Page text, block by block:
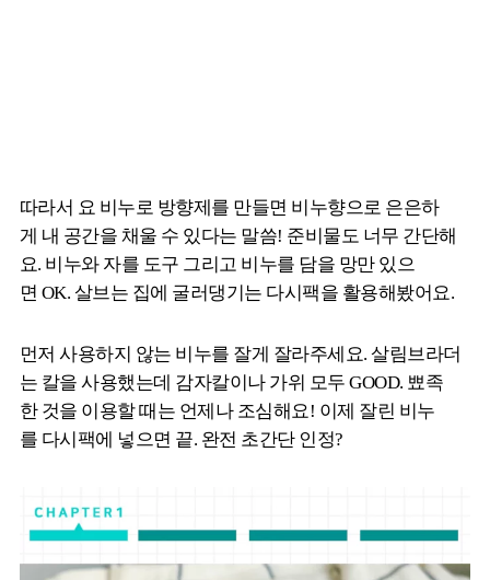
따라서 요 비누로 방향제를 만들면 비누향으로 은은하
게 내 공간을 채울 수 있다는 말씀! 준비물도 너무 간단해
요. 비누와 자를 도구 그리고 비누를 담을 망만 있으
면 OK. 살브는 집에 굴러댕기는 다시팩을 활용해봤어요.
먼저 사용하지 않는 비누를 잘게 잘라주세요. 살림브라더
는 칼을 사용했는데 감자칼이나 가위 모두 GOOD. 뾰족
한 것을 이용할 때는 언제나 조심해요! 이제 잘린 비누
를 다시팩에 넣으면 끝. 완전 초간단 인정?